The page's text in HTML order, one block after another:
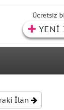
Ücretsiz
YENİ
İlan